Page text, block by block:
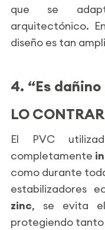
que se
arquitectónico.
diseño es tan
4. “Es
LO
El PVC
completamente
como durante
estabilizadores
zinc, se evita el
protegiendo tanto